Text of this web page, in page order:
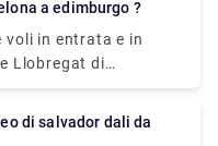
una visita a
di seguito.
e
prenotare un
e confortevole,
a edimburgo ?
voli in entrata e in
Llobregat di
della città. Ryan